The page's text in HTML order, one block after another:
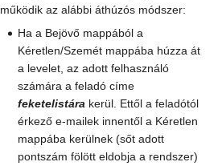
működik az alábbi áthúzós módszer:
Ha a Bejövő mappából a
Kéretlen/Szemét mappába húzza át
a levelet, az adott felhasználó
számára a feladó címe
feketelistára kerül. Ettől a feladótól
érkező e-mailek innentől a Kéretlen
mappába kerülnek (sőt adott
pontszám fölött eldobja a rendszer)